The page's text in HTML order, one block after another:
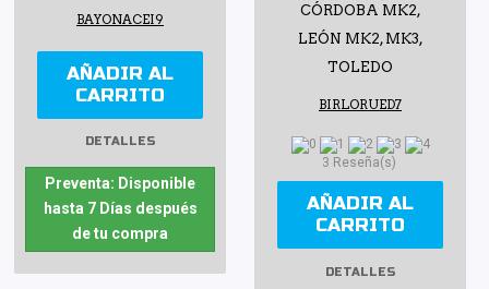
BAYONACEI9
AÑADIR AL
CARRITO
DETALLES
Preventa: Disponible
hasta 7 Días después
de tu compra
CÓRDOBA MK2,
LEÓN MK2, MK3,
TOLEDO
BIRLORUED7
3 Reseña(s)
AÑADIR AL
CARRITO
DETALLES